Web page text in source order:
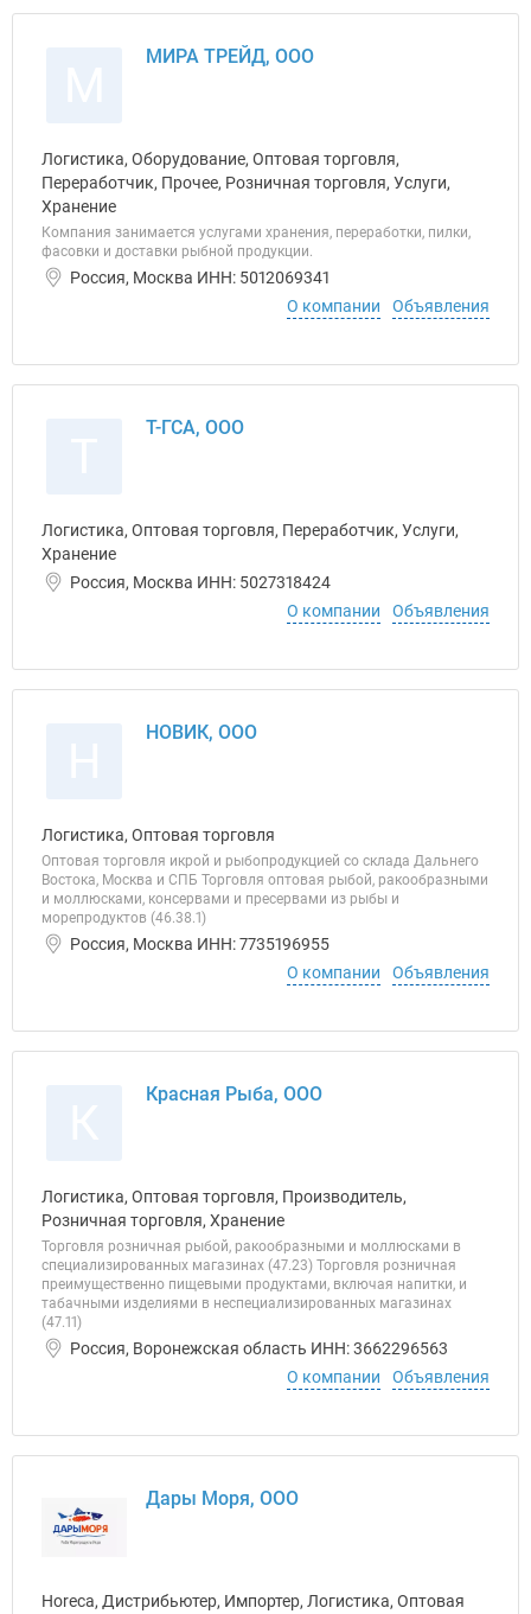
МИРА ТРЕЙД, ООО
Логистика, Оборудование, Оптовая торговля,
Переработчик, Прочее, Розничная торговля, Услуги,
Хранение
Компания занимается услугами хранения, переработки, пилки,
фасовки и доставки рыбной продукции.
Россия, Москва ИНН: 5012069341
О компании
Объявления
Т-ГСА, ООО
Логистика, Оптовая торговля, Переработчик, Услуги,
Хранение
Россия, Москва ИНН: 5027318424
О компании
Объявления
НОВИК, ООО
Логистика, Оптовая торговля
Оптовая торговля икрой и рыбопродукцией со склада Дальнего
Востока, Москва и СПБ Торговля оптовая рыбой, ракообразными
и моллюсками, консервами и пресервами из рыбы и
морепродуктов (46.38.1)
Россия, Москва ИНН: 7735196955
О компании
Объявления
Красная Рыба, ООО
Логистика, Оптовая торговля, Производитель,
Розничная торговля, Хранение
Торговля розничная рыбой, ракообразными и моллюсками в
специализированных магазинах (47.23) Торговля розничная
преимущественно пищевыми продуктами, включая напитки, и
табачными изделиями в неспециализированных магазинах
(47.11)
Россия, Воронежская область ИНН: 3662296563
О компании
Объявления
Дары Моря, ООО
Horeca, Дистрибьютер, Импортер, Логистика, Оптовая